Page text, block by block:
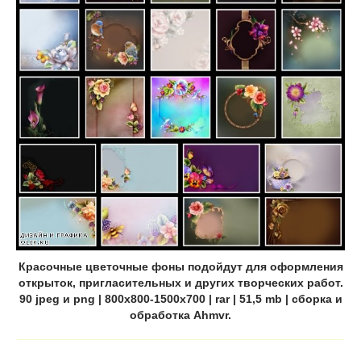
Красочные цветочные фоны подойдут для оформления
открыток, пригласительных и других творческих работ.
90 jpeg и png | 800х800-1500х700 | rar | 51,5 mb | сборка и
обработка Ahmvr.